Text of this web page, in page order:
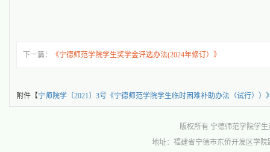
下一篇： 《宁德师范学院学生奖学金评选办法(2024年修订）》
附件【宁师院学〔2021〕3号《宁德师范学院学生临时困难补助办法（试行））
版权所有 宁德师范学院学生
地址：福建省宁德市东侨开发区学院